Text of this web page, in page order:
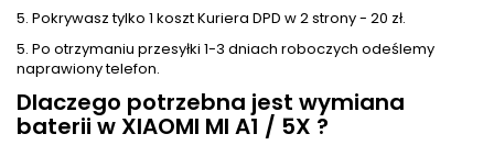
5. Pokrywasz tylko 1 koszt Kuriera DPD w 2 strony - 20 zł.
5. Po otrzymaniu przesyłki 1-3 dniach roboczych odeślemy
naprawiony telefon.
Dlaczego potrzebna jest wymiana
baterii w XIAOMI MI A1 / 5X ?